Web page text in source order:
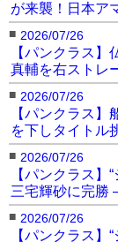
が来襲！日本ア
■ 2026/07/26
【パンクラス】
真輔を右ストレ
■ 2026/07/26
【パンクラス
を下しタイトル
■ 2026/07/26
【パンクラス】
三宅輝砂に完勝
■ 2026/07/26
【パンクラス】